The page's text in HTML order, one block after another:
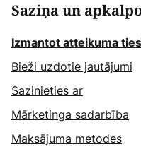
Saziņa un
Izmantot atteikuma
Bieži uzdotie jautājumi
Sazinieties ar
Mārketinga sadarbība
Maksājuma metodes